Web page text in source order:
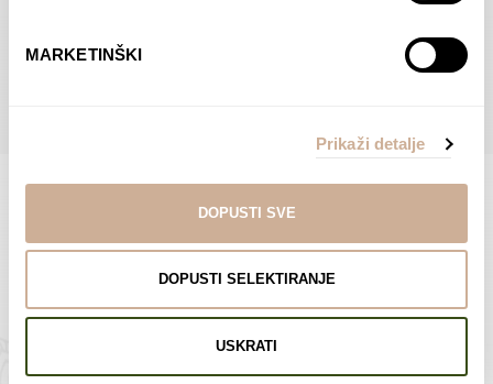
MARKETINŠKI
Prikaži detalje
DOPUSTI SVE
DOPUSTI SELEKTIRANJE
USKRATI
75,00 €
do
138,00 €
POGLEDAJTE SVE PROIZVODE U OVOJ KATEGORIJI
Limited Edition Fotografije